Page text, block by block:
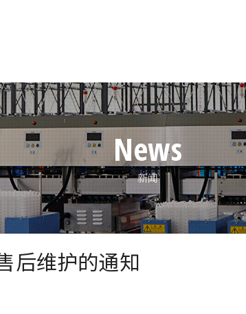
企业理念 网点介绍 世界展开 南备迩
分級 塔式倉庫繫統 檢查裝置 農場集蛋
News
新闻
后维护的通知